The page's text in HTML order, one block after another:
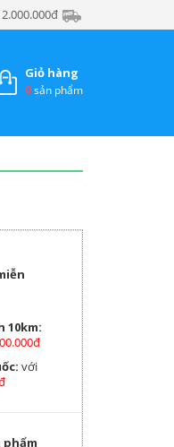
Giỏ hàng
0sản phẩm
10km:
với
phẩm